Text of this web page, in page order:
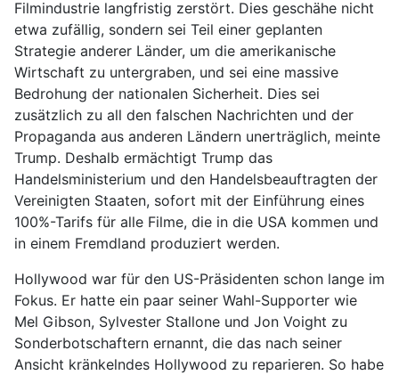
Filmindustrie langfristig zerstört. Dies geschähe nicht
etwa zufällig, sondern sei Teil einer geplanten
Strategie anderer Länder, um die amerikanische
Wirtschaft zu untergraben, und sei eine massive
Bedrohung der nationalen Sicherheit. Dies sei
zusätzlich zu all den falschen Nachrichten und der
Propaganda aus anderen Ländern unerträglich, meinte
Trump. Deshalb ermächtigt Trump das
Handelsministerium und den Handelsbeauftragten der
Vereinigten Staaten, sofort mit der Einführung eines
100%-Tarifs für alle Filme, die in die USA kommen und
in einem Fremdland produziert werden.
Hollywood war für den US-Präsidenten schon lange im
Fokus. Er hatte ein paar seiner Wahl-Supporter wie
Mel Gibson, Sylvester Stallone und Jon Voight zu
Sonderbotschaftern ernannt, die das nach seiner
Ansicht kränkelndes Hollywood zu reparieren. So habe